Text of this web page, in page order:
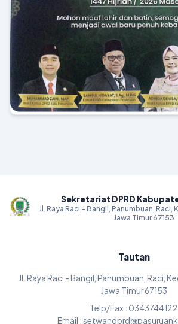
Sekretariat DPRD
Jl. Raya Raci - Bangil, Panumbuan, Raci,
Jawa Timur 67153
Tautan
Jl. Raya Raci - Bangil, Panumbuan, Raci,
Jawa Timur 67153
Telp/Fax : 0343744122
Email :